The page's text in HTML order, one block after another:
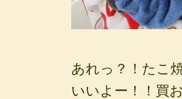
あれっ？！たこ
いいよー！！買